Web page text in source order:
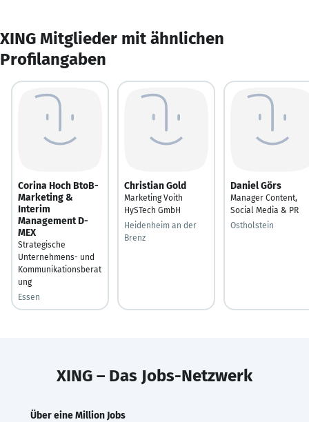
XING Mitglieder mit ähnlichen
Profilangaben
Corina Hoch BtoB-
Marketing &
Interim
Management D-
MEX
Strategische
Unternehmens- und
Kommunikationsberat
ung
Essen
Christian Gold
Marketing Voith
HySTech GmbH
Heidenheim an der
Brenz
Daniel Görs
Manager Content,
Social Media & PR
Ostholstein
XING – Das Jobs-Netzwerk
Über eine Million Jobs